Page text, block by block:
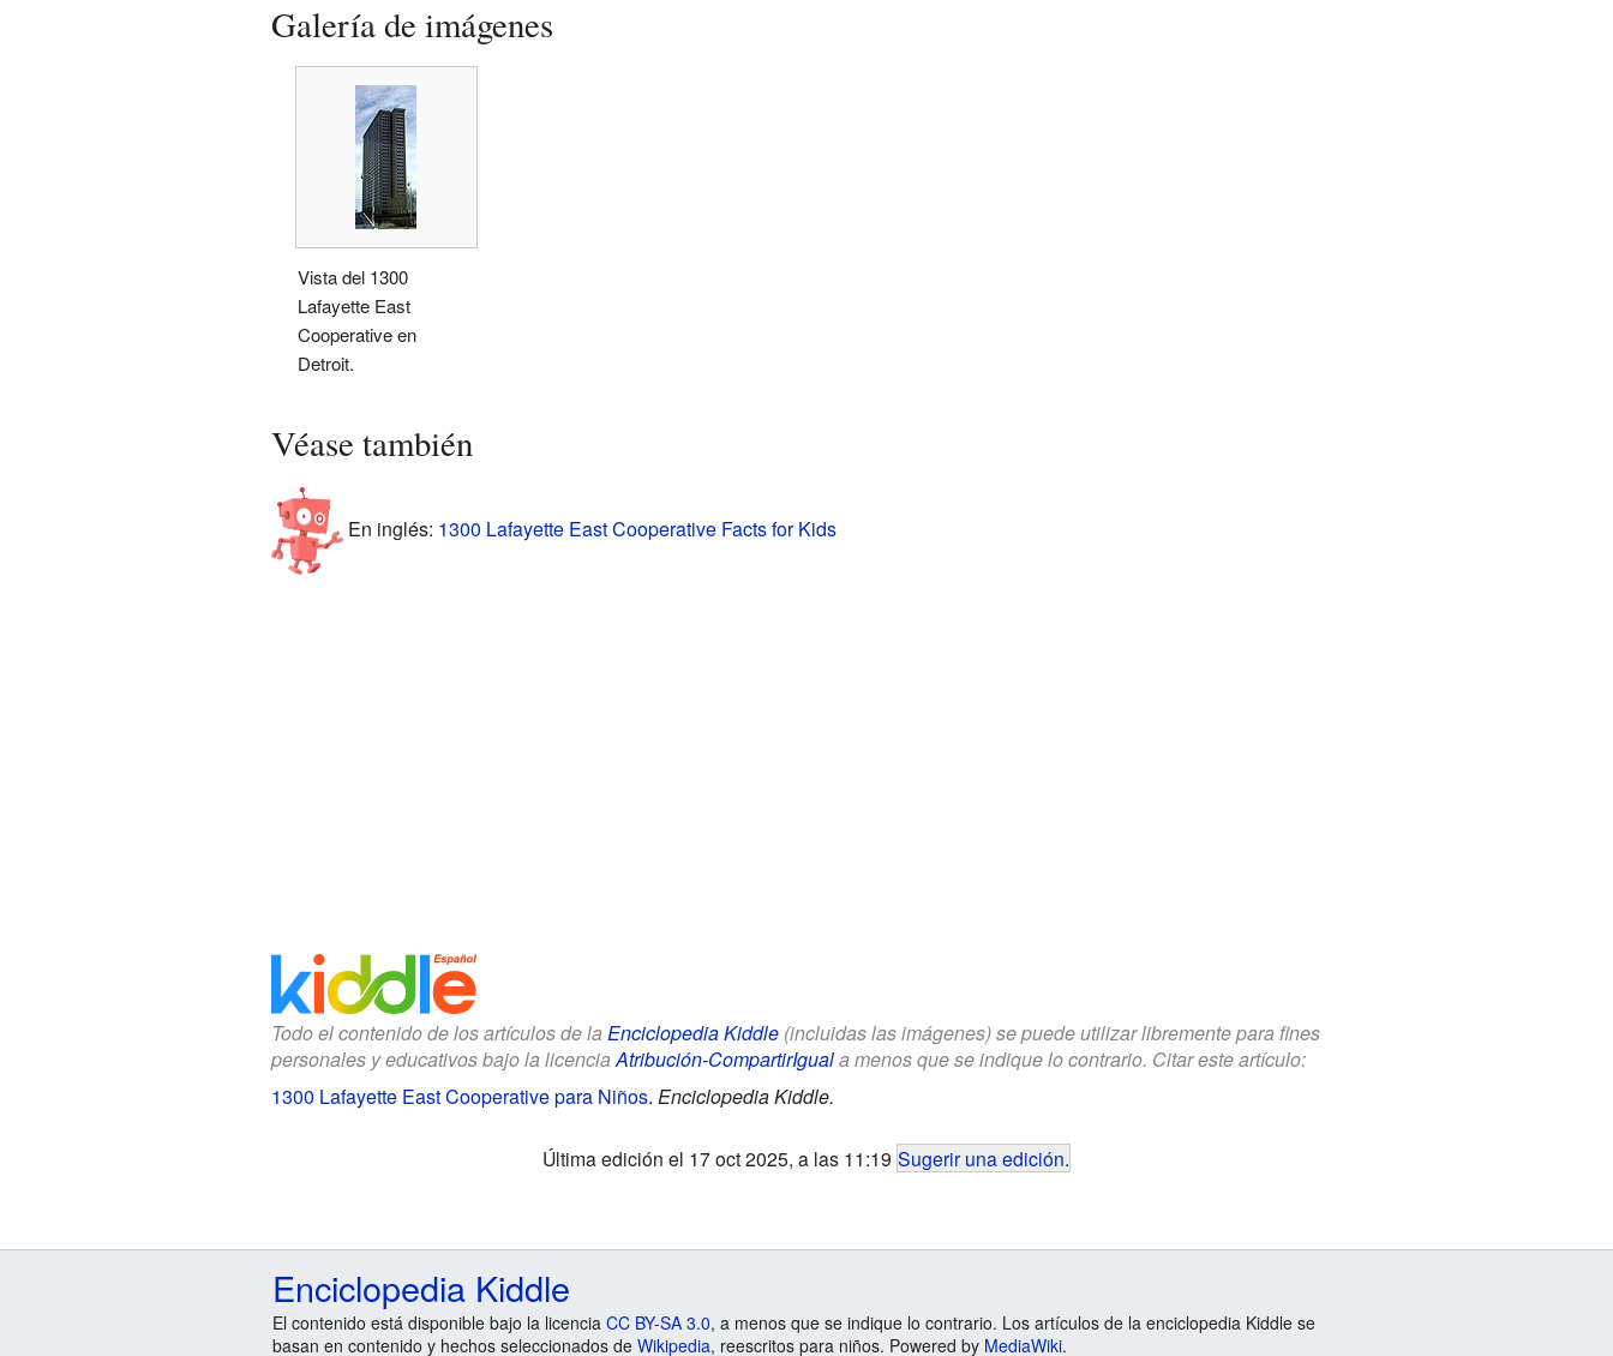
Galería de imágenes
Vista del 1300
Lafayette East
Cooperative en
Detroit.
Véase también
En inglés: 1300 Lafayette East Cooperative Facts for Kids
Todo el contenido de los artículos de la Enciclopedia Kiddle(incluidas las imágenes) se puede utilizar libremente para fines
personales y educativos bajo la licencia Atribución-CompartirIguala menos que se indique lo contrario. Citar este artículo:
1300 Lafayette East Cooperative para Niños. Enciclopedia Kiddle.
Última edición el 17 oct 2025, a las 11:19 Sugerir una edición.
Enciclopedia Kiddle
El contenido está disponible bajo la licencia CC BY-SA 3.0, a menos que se indique lo contrario. Los artículos de la enciclopedia Kiddle se
basan en contenido y hechos seleccionados de Wikipedia, reescritos para niños. Powered by MediaWiki.